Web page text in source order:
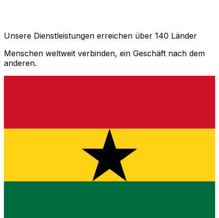
Unsere Dienstleistungen erreichen über 140 Länder
Menschen weltweit verbinden, ein Geschäft nach dem
anderen.